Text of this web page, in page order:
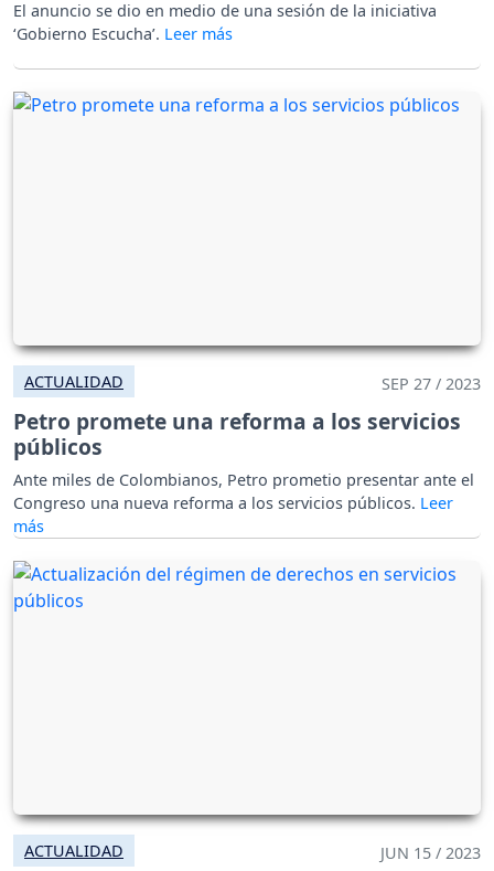
El anuncio se dio en medio de una sesión de la iniciativa
‘Gobierno Escucha’.
ACTUALIDAD SEP 27 / 2023
Petro promete una reforma a los servicios
públicos
Ante miles de Colombianos, Petro prometio presentar ante el
Congreso una nueva reforma a los servicios públicos.
ACTUALIDAD JUN 15 / 2023